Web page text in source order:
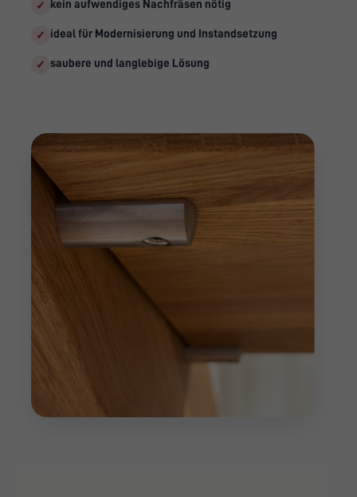
✓ kein aufwendiges Nachfräsen nötig
✓ ideal für Modernisierung und Instandsetzung
✓ saubere und langlebige Lösung